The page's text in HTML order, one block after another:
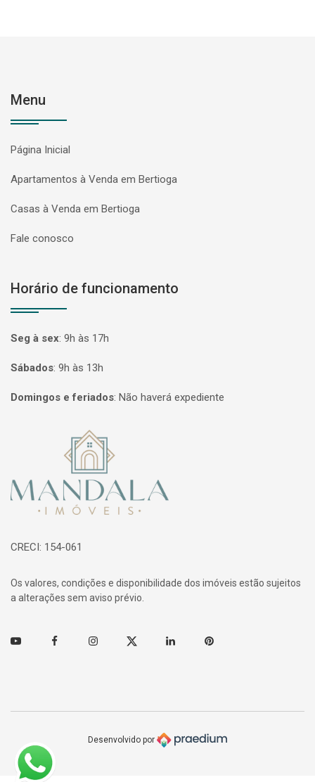
Menu
Página Inicial
Apartamentos à Venda em Bertioga
Casas à Venda em Bertioga
Fale conosco
Horário de funcionamento
Seg à sex: 9h às 17h
Sábados: 9h às 13h
Domingos e feriados: Não haverá expediente
Página inicial
CRECI: 154-061
Os valores, condições e disponibilidade dos imóveis estão sujeitos
a alterações sem aviso prévio.
Youtube FacebookInstagramTwitter Linkedin Pinterest
Desenvolvido por